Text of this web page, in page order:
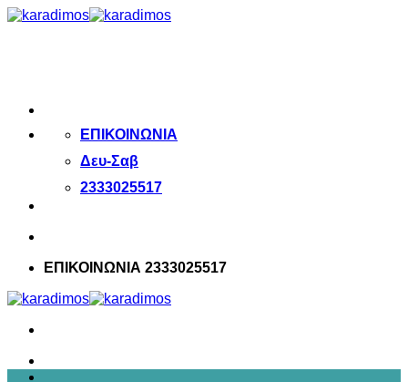
Μετάβαση
ΕΠΙΚΟΙΝΩΝΙΑ
Δευ-Σαβ
2333025517
ΕΠΙΚΟΙΝΩΝΙΑ 2333025517